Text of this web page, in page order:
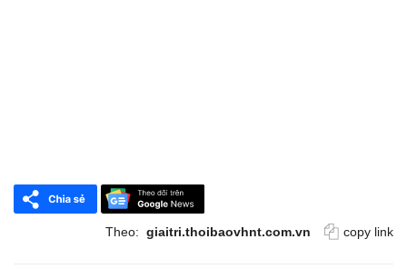
Theo: giaitri.thoibaovhnt.com.vn copy link